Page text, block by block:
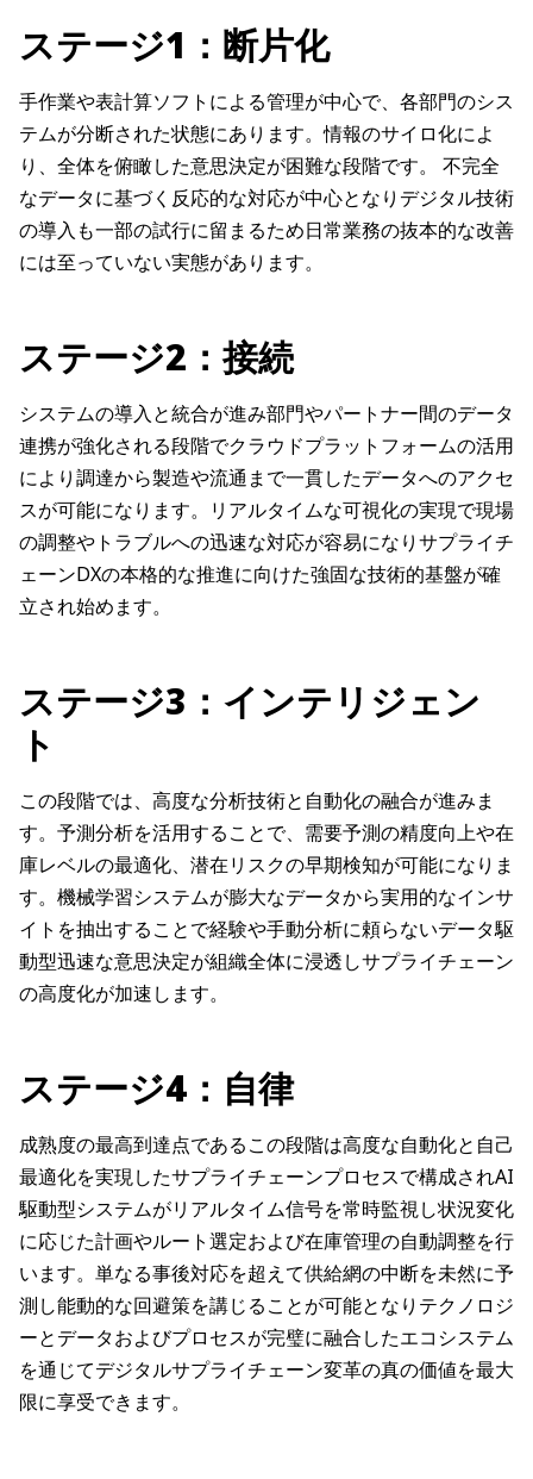
ステージ1：断片化
手作業や表計算ソフトによる管理が中心で、各部門のシス
テムが分断された状態にあります。情報のサイロ化によ
り、全体を俯瞰した意思決定が困難な段階です。 不完全
なデータに基づく反応的な対応が中心となりデジタル技術
の導入も一部の試行に留まるため日常業務の抜本的な改善
には至っていない実態があります。
ステージ2：接続
システムの導入と統合が進み部門やパートナー間のデータ
連携が強化される段階でクラウドプラットフォームの活用
により調達から製造や流通まで一貫したデータへのアクセ
スが可能になります。リアルタイムな可視化の実現で現場
の調整やトラブルへの迅速な対応が容易になりサプライチ
ェーンDXの本格的な推進に向けた強固な技術的基盤が確
立され始めます。
ステージ3：インテリジェン
ト
この段階では、高度な分析技術と自動化の融合が進みま
す。予測分析を活用することで、需要予測の精度向上や在
庫レベルの最適化、潜在リスクの早期検知が可能になりま
す。機械学習システムが膨大なデータから実用的なインサ
イトを抽出することで経験や手動分析に頼らないデータ駆
動型迅速な意思決定が組織全体に浸透しサプライチェーン
の高度化が加速します。
ステージ4：自律
成熟度の最高到達点であるこの段階は高度な自動化と自己
最適化を実現したサプライチェーンプロセスで構成されAI
駆動型システムがリアルタイム信号を常時監視し状況変化
に応じた計画やルート選定および在庫管理の自動調整を行
います。単なる事後対応を超えて供給網の中断を未然に予
測し能動的な回避策を講じることが可能となりテクノロジ
ーとデータおよびプロセスが完璧に融合したエコシステム
を通じてデジタルサプライチェーン変革の真の価値を最大
限に享受できます。